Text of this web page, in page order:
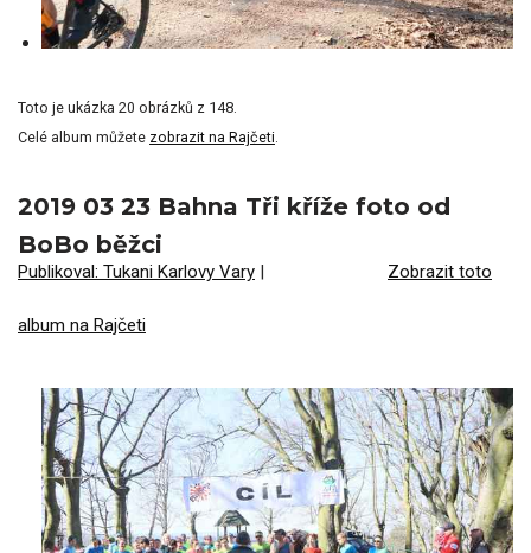
Toto je ukázka 20 obrázků z 148.
Celé album můžete zobrazit na Rajčeti.
2019 03 23 Bahna Tři kříže foto od
BoBo běžci
Publikoval: Tukani Karlovy Vary | Zobrazit toto
album na Rajčeti